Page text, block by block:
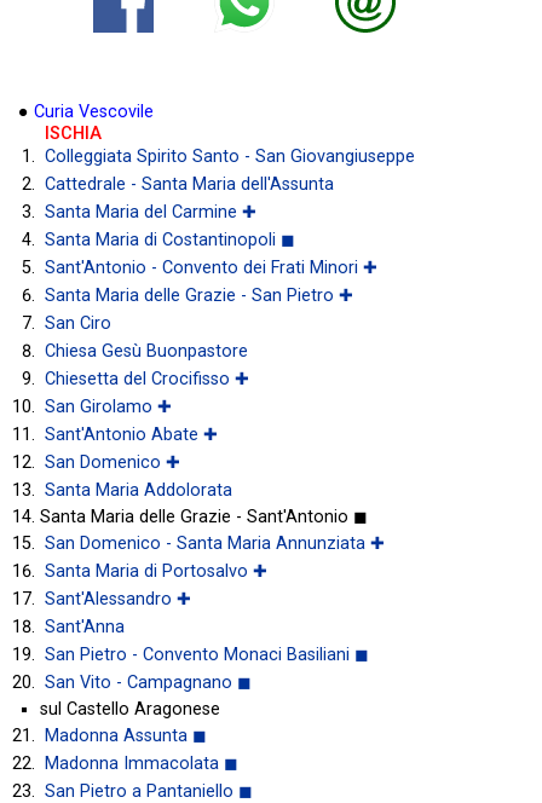
● Curia Vescovile
ISCHIA
Colleggiata Spirito Santo - San Giovangiuseppe
Cattedrale - Santa Maria dell'Assunta
Santa Maria del Carmine ✚
Santa Maria di Costantinopoli ◼
Sant'Antonio - Convento dei Frati Minori ✚
Santa Maria delle Grazie - San Pietro ✚
San Ciro
Chiesa Gesù Buonpastore
Chiesetta del Crocifisso ✚
San Girolamo ✚
Sant'Antonio Abate ✚
San Domenico ✚
Santa Maria Addolorata
Santa Maria delle Grazie - Sant'Antonio ◼
San Domenico - Santa Maria Annunziata ✚
Santa Maria di Portosalvo ✚
Sant'Alessandro ✚
Sant'Anna
San Pietro - Convento Monaci Basiliani ◼
San Vito - Campagnano ◼
sul Castello Aragonese
Madonna Assunta ◼
Madonna Immacolata ◼
San Pietro a Pantaniello ◼